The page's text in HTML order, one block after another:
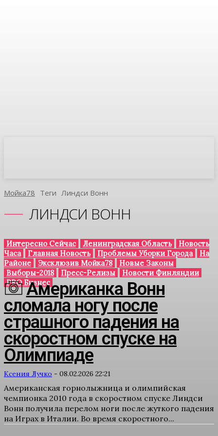
Мойка78 Теги Линдси Вонн
ЛИНДСИ ВОНН
Интересно Сейчас Ленинградская Область
Новость
Часа
Главная Новость Проблемы Уборки Города
На
Районе
Эксклюзив Мойка78
Новые Законы
Выборы-2018
Пресс-Релизы
Новости Финляндии
PRO Бизнес
Американка Вонн
сломала ногу после
страшного падения на
скоростном спуске на
Олимпиаде
Ксения Лучко - 08.02.2026 22:21
Американская горнолыжница и олимпийская
чемпионка 2010 года в скоростном спуске Линдси
Вонн получила перелом ноги после жуткого падения
на Играх в Италии. Во время скоростного...